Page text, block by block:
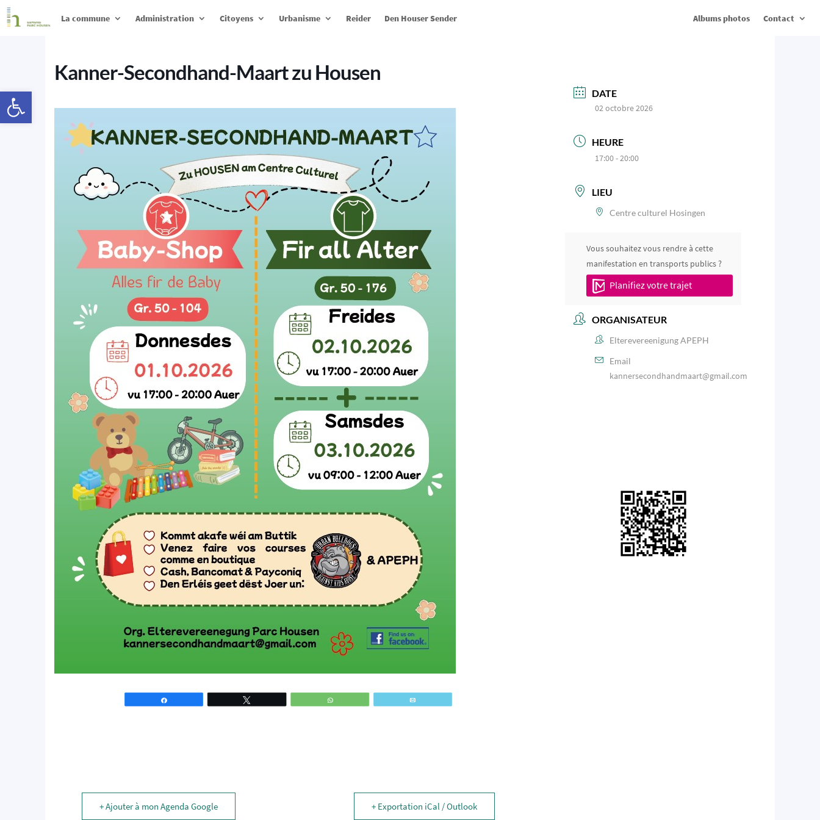
La commune Administration Citoyens Urbanisme Reider Den Houser Sender Albums photos Contact
Kanner-Secondhand-Maart zu Housen
+ Ajouter à mon Agenda Google + Exportation iCal / Outlook
DATE
02 octobre 2026
HEURE
17:00 - 20:00
LIEU
Centre culturel Hosingen
Vous souhaitez vous rendre à cette
manifestation en transports publics ?
Planifiez votre trajet
ORGANISATEUR
Elterevereenigung APEPH
Email
kannersecondhandmaart@gmail.com
Ouvrir la barre d’outils